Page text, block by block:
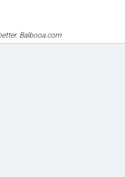
Balbooa.com